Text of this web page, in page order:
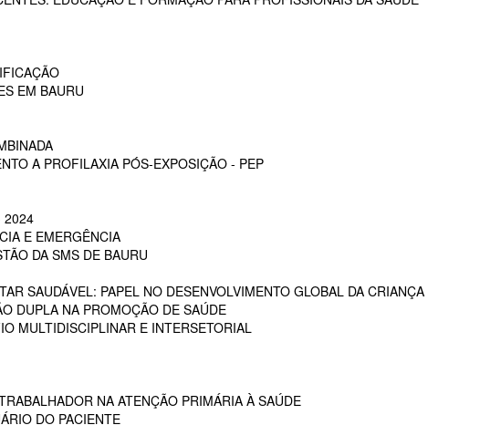
EM BAURU
A PROFILAXIA PÓS-EXPOSIÇÃO - PEP
2024
E EMERGÊNCIA
DA SMS DE BAURU
SAUDÁVEL: PAPEL NO DESENVOLVIMENTO GLOBAL DA CRIANÇA
DUPLA NA PROMOÇÃO DE SAÚDE
MULTIDISCIPLINAR E INTERSETORIAL
NA ATENÇÃO PRIMÁRIA À SAÚDE
DO PACIENTE